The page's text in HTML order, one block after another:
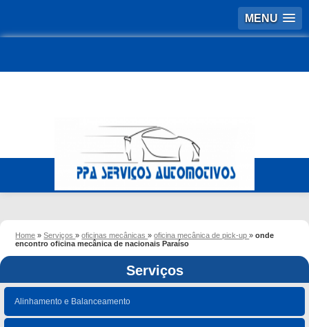
MENU
Home »Serviços»oficinas mecânicas»oficina mecânica de pick-up»onde
encontro oficina mecânica de nacionais Paraíso
Serviços
Alinhamento e Balanceamento